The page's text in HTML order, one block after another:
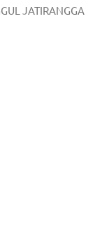
JATIRANGGA